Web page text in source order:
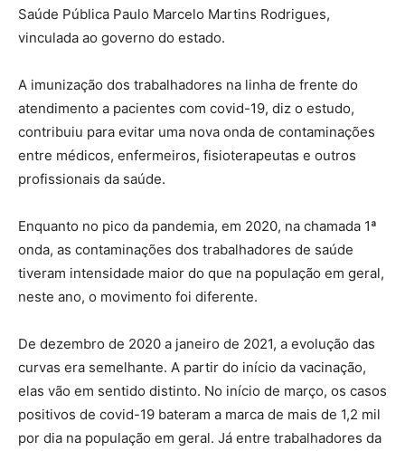
Saúde Pública Paulo Marcelo Martins Rodrigues,
vinculada ao governo do estado.
A imunização dos trabalhadores na linha de frente do
atendimento a pacientes com covid-19, diz o estudo,
contribuiu para evitar uma nova onda de contaminações
entre médicos, enfermeiros, fisioterapeutas e outros
profissionais da saúde.
Enquanto no pico da pandemia, em 2020, na chamada 1ª
onda, as contaminações dos trabalhadores de saúde
tiveram intensidade maior do que na população em geral,
neste ano, o movimento foi diferente.
De dezembro de 2020 a janeiro de 2021, a evolução das
curvas era semelhante. A partir do início da vacinação,
elas vão em sentido distinto. No início de março, os casos
positivos de covid-19 bateram a marca de mais de 1,2 mil
por dia na população em geral. Já entre trabalhadores da